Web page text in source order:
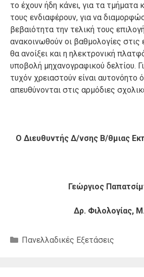
το έχουν ήδη κάνει, για τα τμήματα
τους ενδιαφέρουν, για να
βεβαιότητα την τελική τους
ανακοινωθούν οι βαθμολογίες στις
θα ανοίξει και η ηλεκτρονική
υποβολή μηχανογραφικού δελτίου.
τυχόν χρειαστούν είναι αυτονόητο
απευθύνονται στις αρμόδιες
Ο Διευθυντής Δ/νσης Β/θμιας
Γεώργιος
Δρ. Φιλολογίας,
Κατηγορίες
Πανελλαδικές Εξετάσεις